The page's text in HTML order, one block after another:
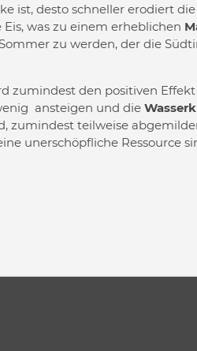
ist, desto schneller erodiert
was zu einem erheblichen
zu werden, der die
zumindest den positiven
ansteigen und die
zumindest teilweise
unerschöpfliche Ressource